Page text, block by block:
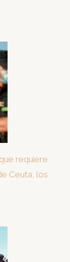
requiere
Ceuta, los